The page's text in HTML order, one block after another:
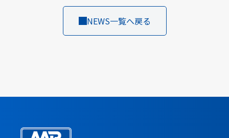
NEWS一覧へ戻る